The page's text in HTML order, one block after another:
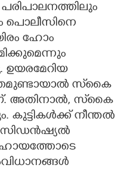
പൊലീസിനെ
ഹോം
ഉയരമേറിയ
സ്‌‌കൈ
അതിനാൽ, സ്‌കൈ
കുട്ടികൾക്ക് നീന്തൽ